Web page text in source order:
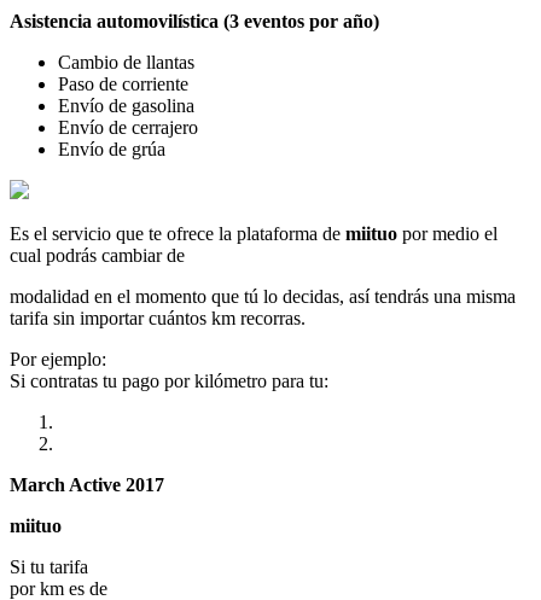
Asistencia automovilística (3 eventos por año)
Cambio de llantas
Paso de corriente
Envío de gasolina
Envío de cerrajero
Envío de grúa
Es el servicio que te ofrece la plataforma de miituo por medio el
cual podrás cambiar de
modalidad en el momento que tú lo decidas, así tendrás una misma
tarifa sin importar cuántos km recorras.
Por ejemplo:
Si contratas tu pago por kilómetro para tu:
March Active 2017
miituo
Si tu tarifa
por km es de